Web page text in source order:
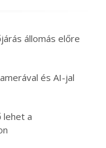
állomás előre
és AI-jal
lehet a